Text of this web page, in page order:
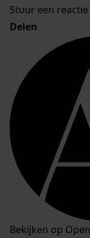
Stuur een
Delen
Bekijken op